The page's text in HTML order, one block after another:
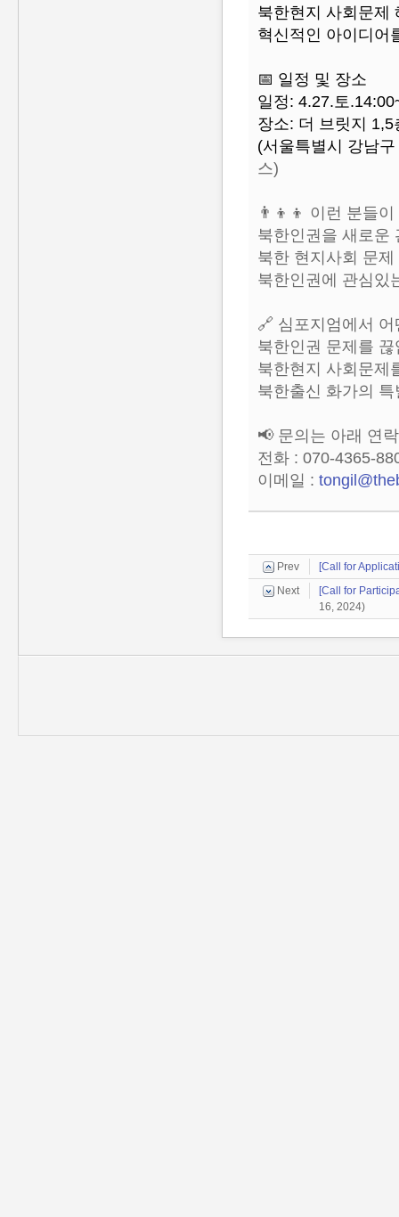
북한현지 사회문제
혁신적인 아이디어
📅 일정 및 장소
일정: 4.27.토
장소: 더 브릿지 1,5
(서울특별시 강남
스)
👨‍👦‍👦 이런 분들
북한인권을 새로운
북한 현지사회 문
북한인권에 관심있
🔗 심포지엄에서
북한인권 문제를
북한현지 사회문제
북한출신 화가의
📢 문의는 아래 연
전화 : 070-4365-
이메일 :
Prev
[Call for
Next
[Call for
16, 2024)